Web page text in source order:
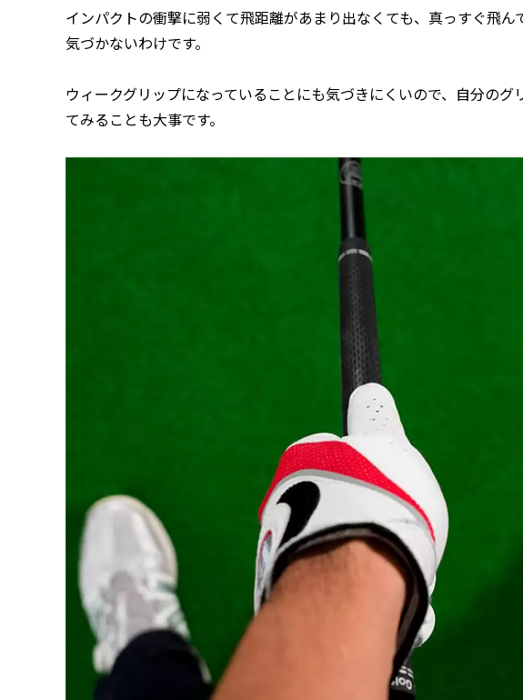
インパクトの衝撃に弱くて飛距離があまり出なくても、真っすぐ飛
気づかないわけです。
ウィークグリップになっていることにも気づきにくいので、自分の
てみることも大事です。